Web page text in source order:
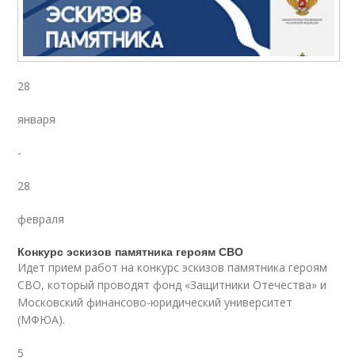
28
января
-
28
февраля
Конкурс эскизов памятника героям СВО
Идет прием работ на конкурс эскизов памятника героям
СВО, который проводят фонд «Защитники Отечества» и
Московский финансово-юридический университет
(МФЮА).
5